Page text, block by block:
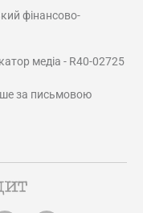
фінансово-
медіа - R40-02725
за письмовою